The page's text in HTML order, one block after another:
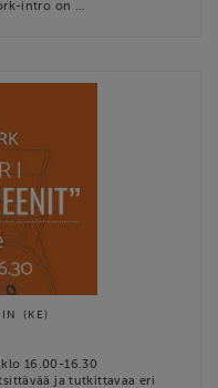
intro on …
(KE)
klo 16.00-16.30
ja tutkittavaa eri